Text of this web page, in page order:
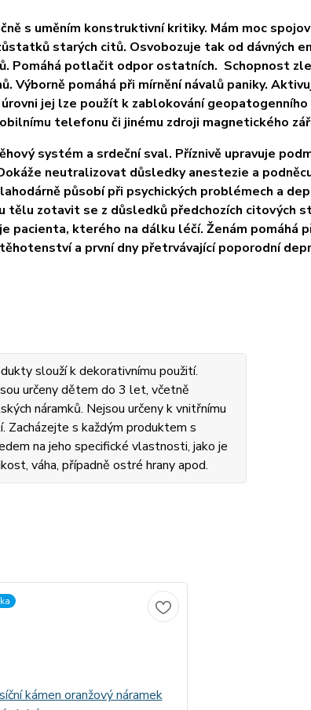
s uměním konstruktivní kritiky. Mám moc
starých citů. Osvobozuje tak od dávných
Pomáhá potlačit odpor ostatních. Schopnost
Výborně pomáhá při mírnění návalů paniky.
jej lze použít k zablokování
telefonu či jinému zdroji magnetického
systém a srdeční sval. Příznivě upravuje
neutralizovat důsledky anestezie a
působí při psychických problémech a
tělu zotavit se z důsledků předchozích citových
pacienta, kterého na dálku léčí. Ženám pomáhá
a první dny přetrvávající poporodní
slouží k dekorativnímu použití.
určeny dětem do 3 let, včetně
náramků. Nejsou určeny k vnitřnímu
Zacházejte s každým produktem s
na jeho specifické vlastnosti, jako je
váha, případně ostré hrany apod.